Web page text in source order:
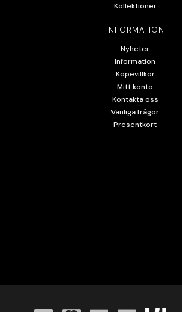
Kollektioner
INFORMATION
Nyheter
Information
Köpevillkor
Mitt konto
Kontakta oss
Vanliga frågor
Presentkort